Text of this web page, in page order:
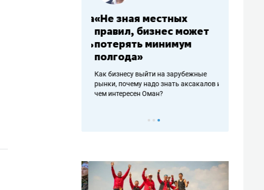
«Не зная местных
правил, бизнес может
потерять минимум
полгода»
Как бизнесу выйти на зарубежные
рынки, почему надо знать аксакалов и
чем интересен Оман?